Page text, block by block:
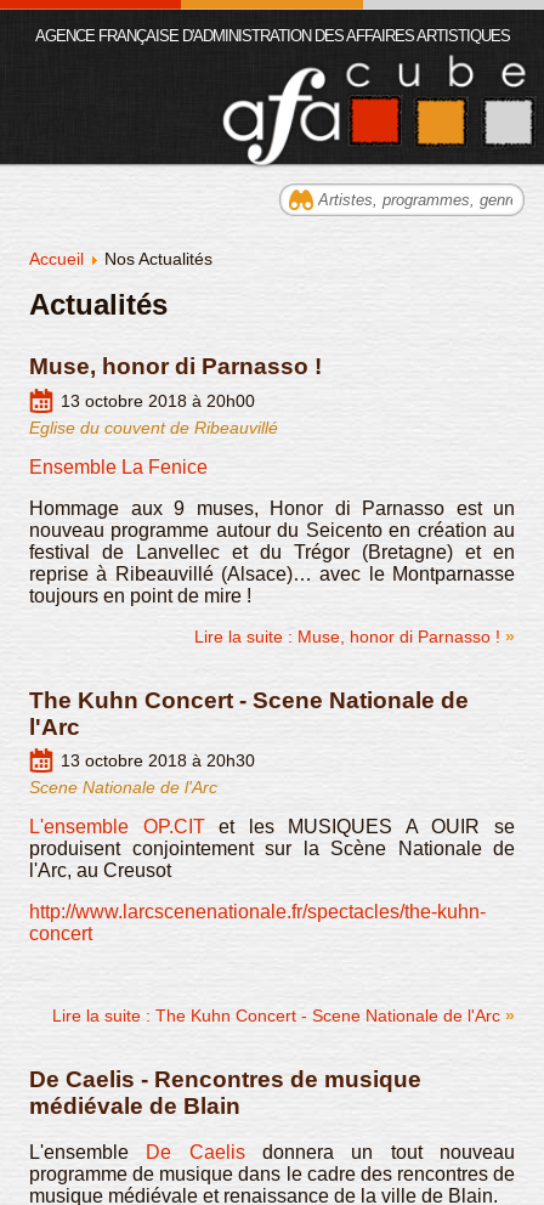
Accueil Nos Actualités
Actualités
Muse, honor di Parnasso !
13 octobre 2018 à 20h00
Eglise du couvent de Ribeauvillé
Ensemble La Fenice
Hommage aux 9 muses, Honor di Parnasso est un
nouveau programme autour du Seicento en création au
festival de Lanvellec et du Trégor (Bretagne) et en
reprise à Ribeauvillé (Alsace)… avec le Montparnasse
toujours en point de mire !
Lire la suite : Muse, honor di Parnasso !
The Kuhn Concert - Scene Nationale de
l'Arc
13 octobre 2018 à 20h30
Scene Nationale de l'Arc
L'ensemble OP.CITet les MUSIQUES A OUIR se
produisent conjointement sur la Scène Nationale de
l'Arc, au Creusot
http://www.larcscenenationale.fr/spectacles/the-kuhn-
concert
Lire la suite : The Kuhn Concert - Scene Nationale de l'Arc
De Caelis - Rencontres de musique
médiévale de Blain
L'ensemble De Caelisdonnera un tout nouveau
programme de musique dans le cadre des rencontres de
musique médiévale et renaissance de la ville de Blain.
AGENCE FRANÇAISE D'ADMINISTRATION DES AFFAIRES ARTISTIQUES